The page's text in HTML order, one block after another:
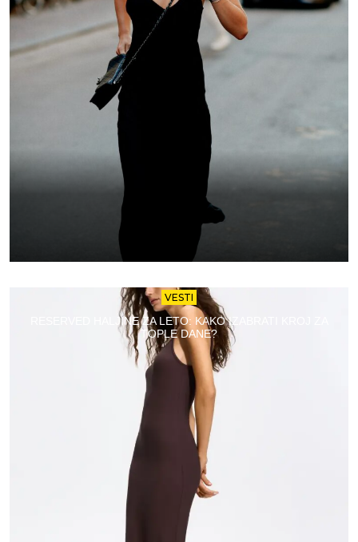
VESTI
RESERVED HALJINE ZA LETO: KAKO IZABRATI KROJ ZA
TOPLE DANE?